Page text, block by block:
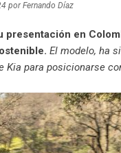
porFernando Díaz
presentación en
El modelo, ha
Kia para posicionarse